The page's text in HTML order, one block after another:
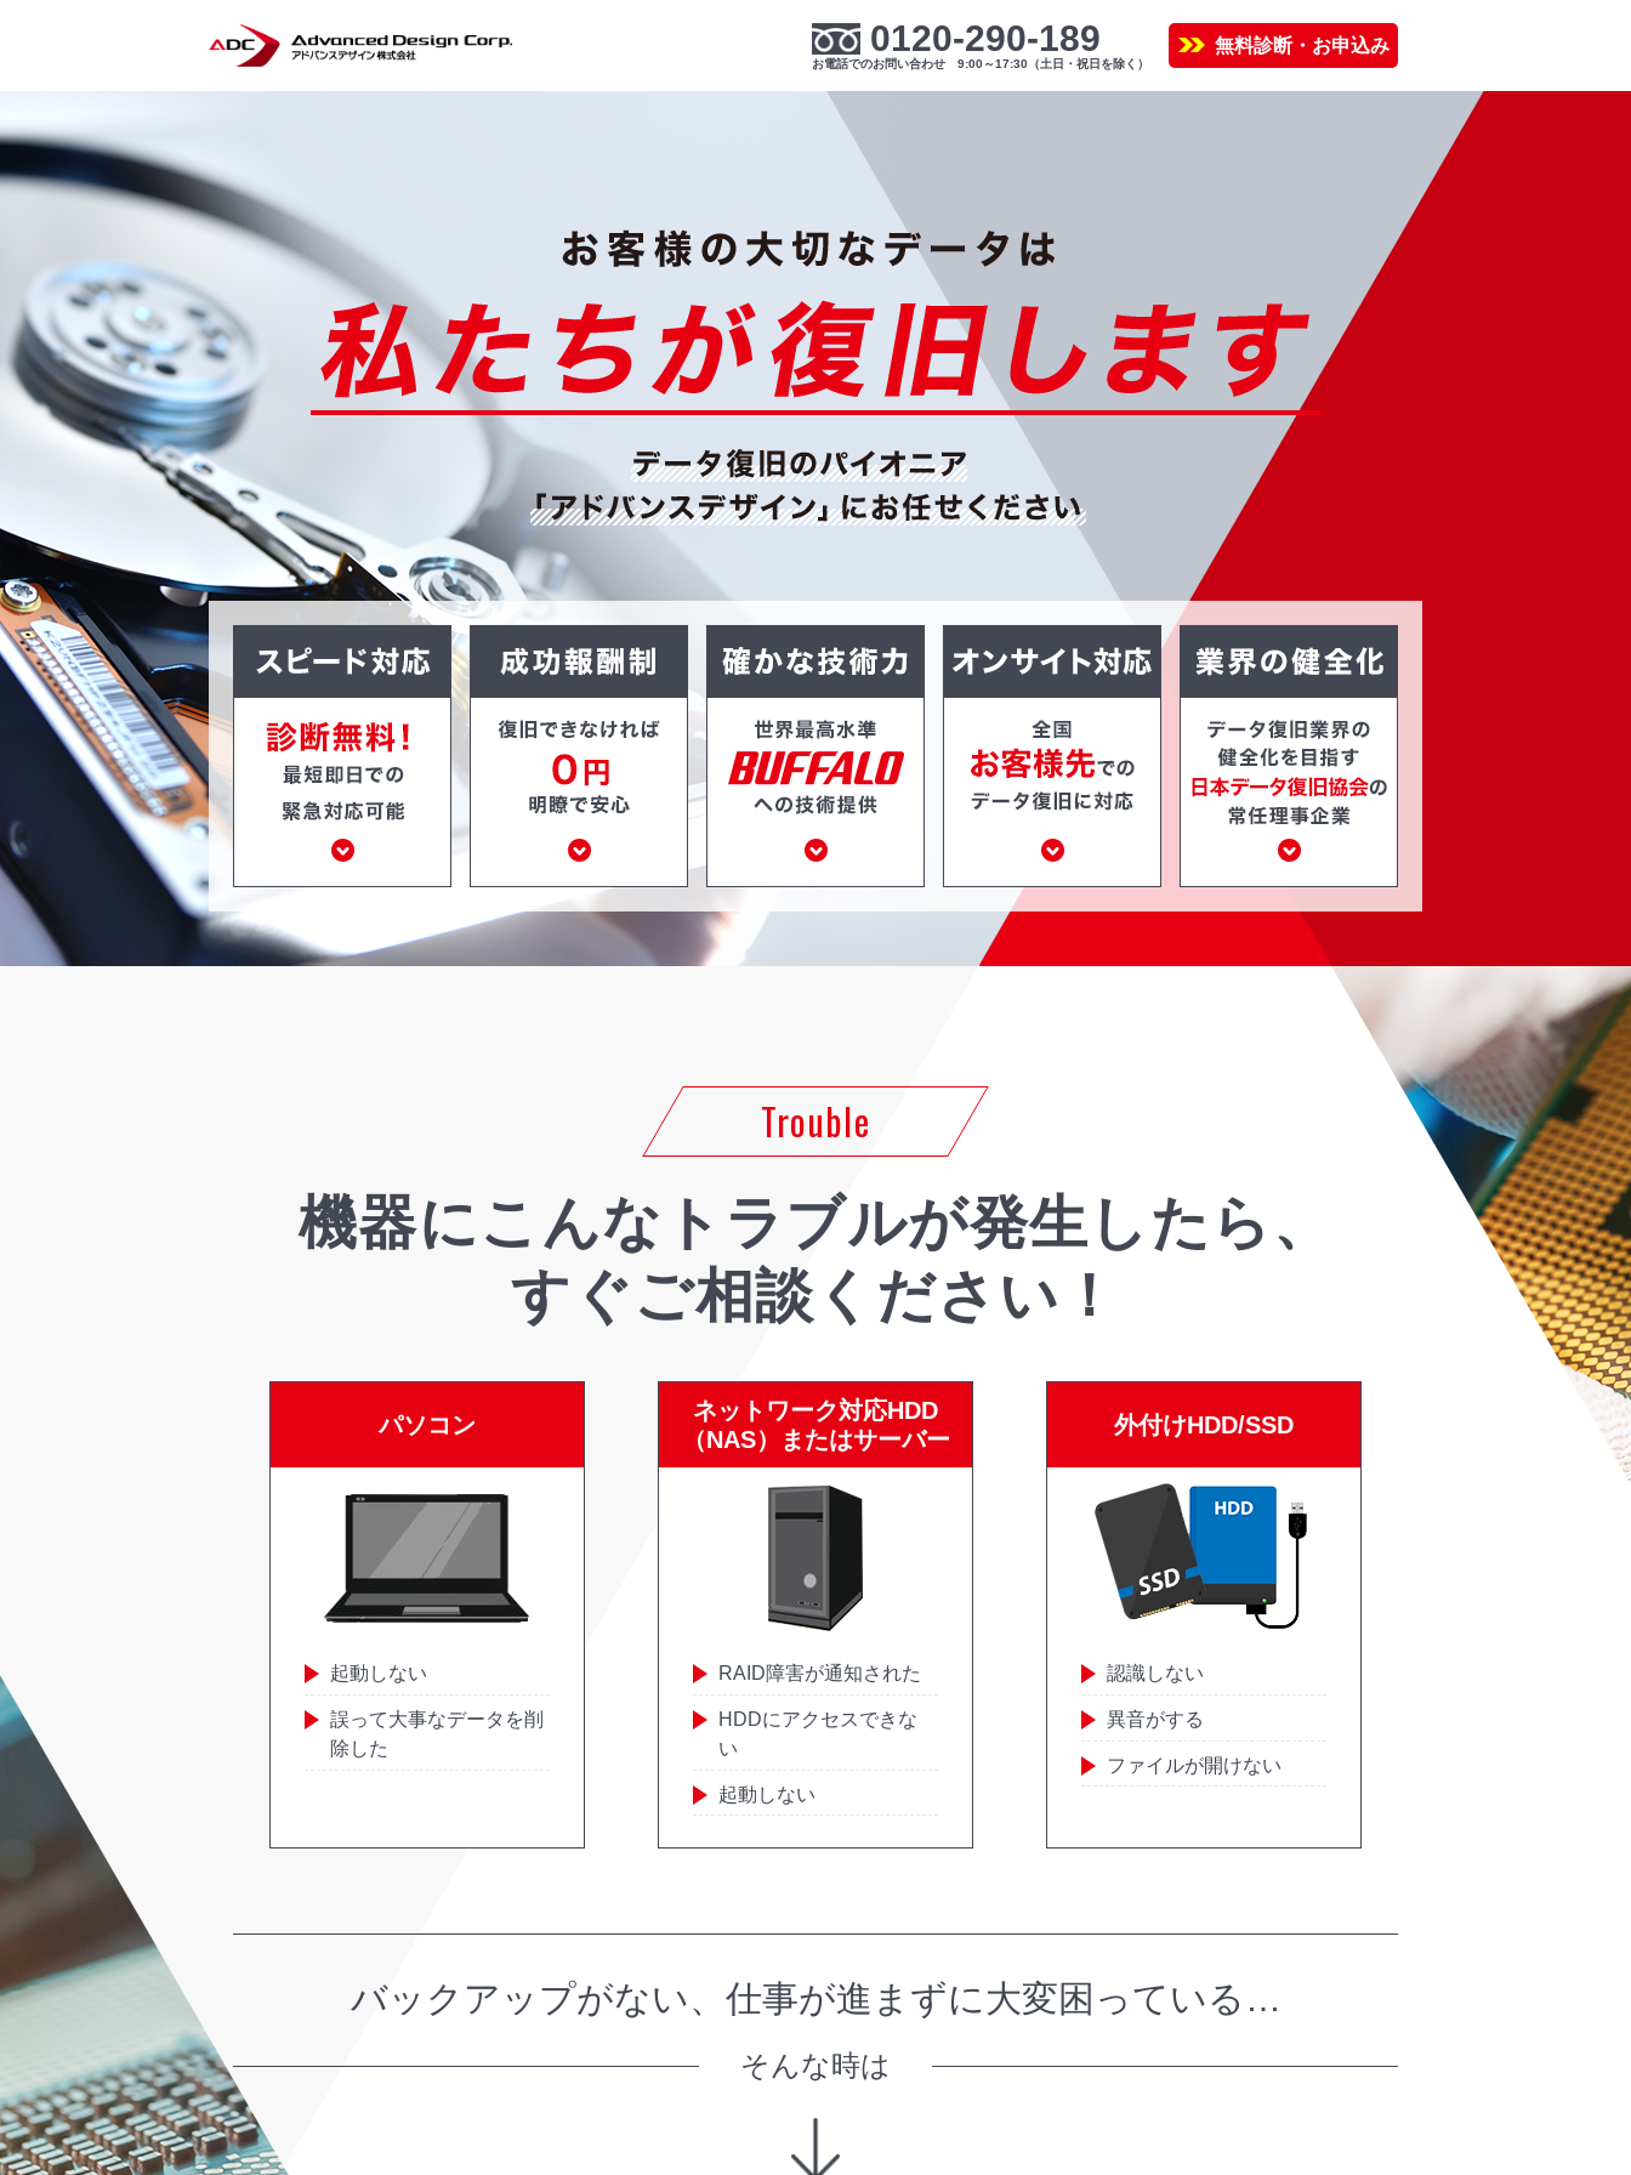
0120-290-189
お電話でのお問い合わせ 9:00～17:30（土日・祝日を除く）
無料診断・お申込み
Trouble
機器にこんなトラブルが発生したら、
すぐご相談ください！
パソコン
起動しない
誤って大事なデータを削
除した
ネットワーク対応HDD
（NAS）またはサーバー
RAID障害が通知された
HDDにアクセスできな
い
起動しない
外付けHDD/SSD
認識しない
異音がする
ファイルが開けない
バックアップがない、 仕事が進まずに大変困っている…
そんな時は